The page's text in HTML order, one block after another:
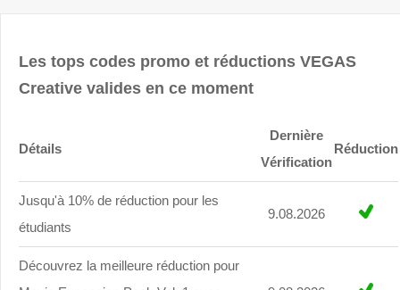
Les tops codes promo et réductions VEGAS
Creative valides en ce moment
Détails
Dernière
Vérification
Réduction
Jusqu'à 10% de réduction pour les
étudiants
9.08.2026
Découvrez la meilleure réduction pour